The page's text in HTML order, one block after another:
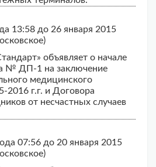
13:58 до 26 января 2015
объявляет о начале
№ ДП-1 на заключение
медицинского
2016 г.г. и Договора
от несчастных случаев
07:56 до 20 января 2015